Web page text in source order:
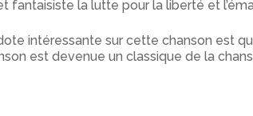
fantaisiste la lutte pour la liberté et
intéressante sur cette chanson est
est devenue un classique de la